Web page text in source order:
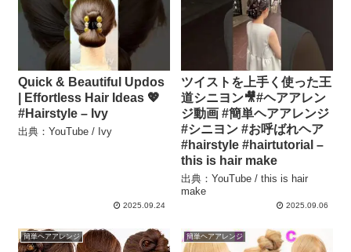
Quick & Beautiful Updos
| Effortless Hair Ideas 💖
#Hairstyle – Ivy
出典：YouTube / Ivy
2025.09.24
ツイストを上手く使った王
道シニヨン🎥#ヘアアレン
ジ動画 #簡単ヘアアレンジ
#シニヨン #お呼ばれヘア
#hairstyle #hairtutorial –
this is hair make
出典：YouTube / this is hair
make
2025.09.06
簡単ヘアアレンジ 簡単ヘアアレンジ